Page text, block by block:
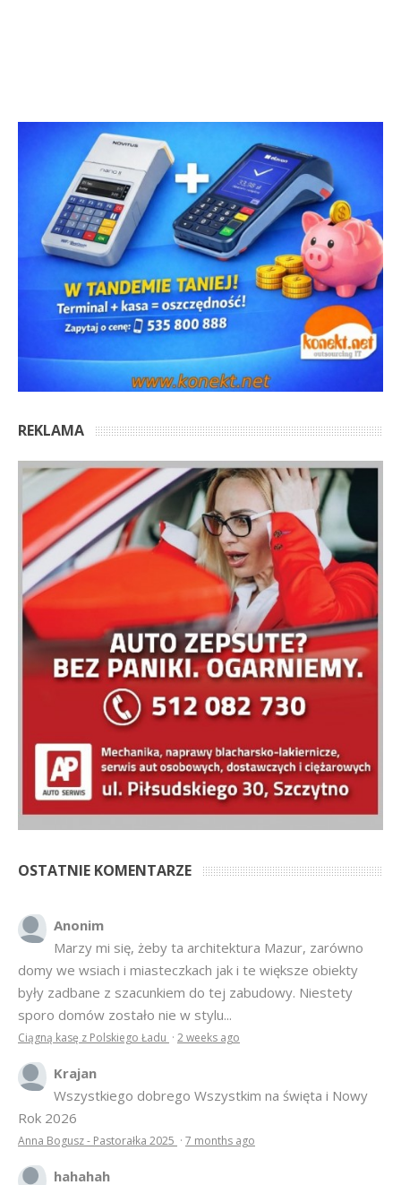
REKLAMA
OSTATNIE KOMENTARZE
Anonim
Marzy mi się, żeby ta architektura Mazur, zarówno
domy we wsiach i miasteczkach jak i te większe obiekty
były zadbane z szacunkiem do tej zabudowy. Niestety
sporo domów zostało nie w stylu...
Ciągną kasę z Polskiego Ładu·2 weeks ago
Krajan
Rok 2026
Anna Bogusz - Pastorałka 2025
hahahah
Bardziej tu pasuje inny cytat z Misia: Prawdziwe
pieniądze robi się na drogich, słomianych inwestycjach
Podpisali umowę na wieżę - Kurek Mazurski·
© 2007–2018 Kurek Mazurski — archiwalne wydania lokalnej
gazety.
terminale płatnicze, usługi IT, wizytówki w lokalnych domenach